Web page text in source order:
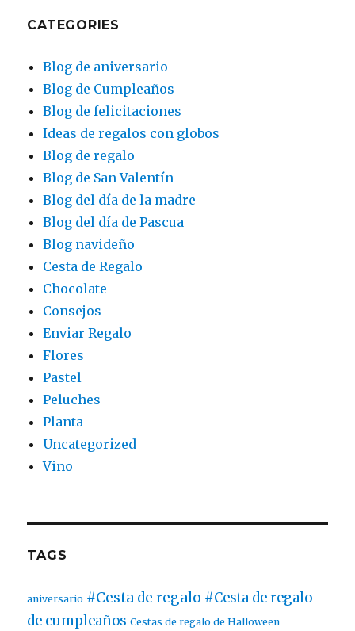
CATEGORIES
Blog de aniversario
Blog de Cumpleaños
Blog de felicitaciones
Ideas de regalos con globos
Blog de regalo
Blog de San Valentín
Blog del día de la madre
Blog del día de Pascua
Blog navideño
Cesta de Regalo
Chocolate
Consejos
Enviar Regalo
Flores
Pastel
Peluches
Planta
Uncategorized
Vino
TAGS
aniversario #Cesta de regalo #Cesta de regalo
de cumpleaños Cestas de regalo de Halloween